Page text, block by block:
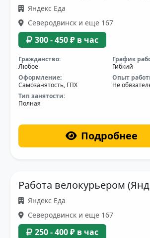
Яндекс Еда
Северодвинск и еще 167
300 - 450 ₽ в час
Гражданство:
Любое
График
Гибкий
Оформление:
Самозанятость, ГПХ
Опыт
Не
Тип занятости:
Полная
Подробнее
Работа велокурьером
Яндекс Еда
Северодвинск и еще 167
250 - 400 ₽ в час